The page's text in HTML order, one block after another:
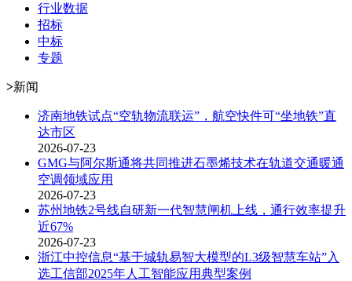
行业数据
招标
中标
专题
>新闻
济南地铁试点“空轨物流联运”，航空快件可“坐地铁”直
达市区
2026-07-23
GMG与阿尔斯通将共同推进石墨烯技术在轨道交通暖通
空调领域应用
2026-07-23
苏州地铁2号线自研新一代智慧闸机上线，通行效率提升
近67%
2026-07-23
浙江中控信息“基于城轨易智大模型的L3级智慧车站”入
选工信部2025年人工智能应用典型案例